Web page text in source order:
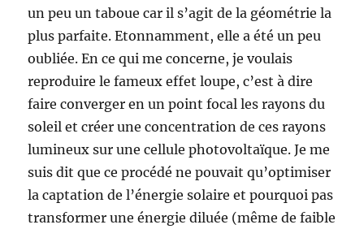
un peu un taboue car il s’agit de la géométrie la
plus parfaite. Etonnamment, elle a été un peu
oubliée. En ce qui me concerne, je voulais
reproduire le fameux effet loupe, c’est à dire
faire converger en un point focal les rayons du
soleil et créer une concentration de ces rayons
lumineux sur une cellule photovoltaïque. Je me
suis dit que ce procédé ne pouvait qu’optimiser
la captation de l’énergie solaire et pourquoi pas
transformer une énergie diluée (même de faible